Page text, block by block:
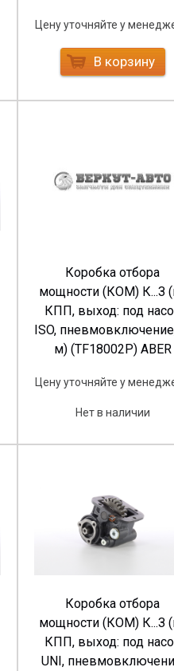
Цену уточняйте у
В корзину
Коробка отбора
мощности (КОМ) К...З
КПП, выход: под
ISO,
м) (TF18002P) ABER
Цену уточняйте у
Нет в наличии
Коробка отбора
мощности (КОМ) К...З
КПП, выход: под
UNI,